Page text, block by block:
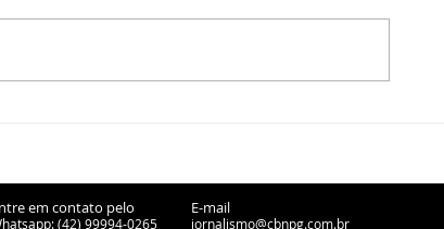
urbanos
em contato pelo
(42) 99994-0265
E-mail
jornalismo@cbnpg.com.br